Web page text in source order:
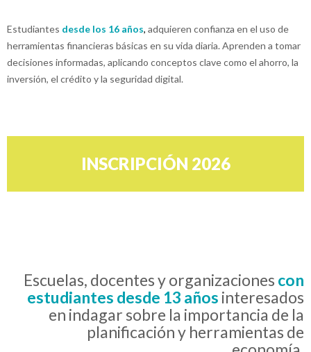
Estudiantes desde los 16 años, adquieren confianza en el uso de
herramientas financieras básicas en su vida diaria. Aprenden a tomar
decisiones informadas, aplicando conceptos clave como el ahorro, la
inversión, el crédito y la seguridad digital.
INSCRIPCIÓN 2026
Escuelas, docentes y organizaciones con
estudiantes desde 13 años interesados
en indagar sobre la importancia de la
planificación y herramientas de